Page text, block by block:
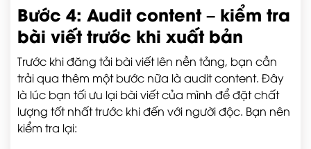
Bước 4: Audit content – kiểm tra
bài viết trước khi xuất bản
Trước khi đăng tải bài viết lên nền tảng, bạn cần
trải qua thêm một bước nữa là audit content. Đây
là lúc bạn tối ưu lại bài viết của mình để đặt chất
lượng tốt nhất trước khi đến với người độc. Bạn nên
kiểm tra lại: